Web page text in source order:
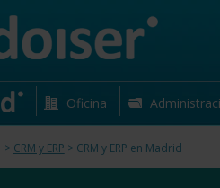
Oficina
> CRM y ERP > CRM y ERP en Madrid